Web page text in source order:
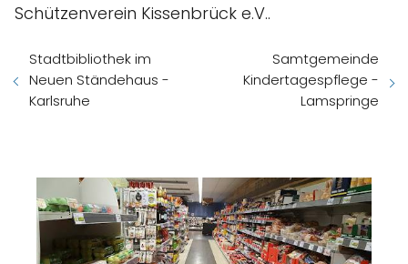
Schützenverein Kissenbrück e.V..
Stadtbibliothek im
Neuen Ständehaus -
Karlsruhe
Samtgemeinde
Kindertagespflege -
Lamspringe